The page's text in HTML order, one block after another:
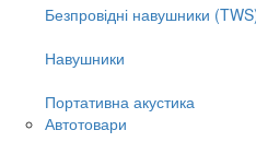
Безпровідні навушники
Навушники
Портативна акустика
Автотовари